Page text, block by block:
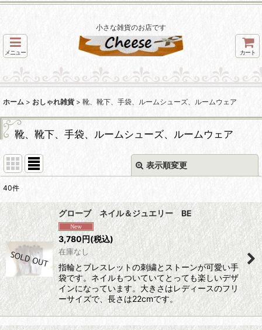
小さな雑貨のお店です
メニュー カート
ホーム > おしゃれ雑貨 > 靴、靴下、手袋、ルームシューズ、ルームウェア
靴、靴下、手袋、ルームシューズ、ルームウェア
表示順変更
並び順:
絞り込む
40件
グローブ ネイル＆ジュエリー BE
3,780円(税込)
在庫なし
指輪とブレスレットの刺繍とストーンが可愛い手
袋です。ネイルもついていてとっても楽しいデザ
インになっています。大きさはレディースのフリ
ーサイズで、長さは22cmです。